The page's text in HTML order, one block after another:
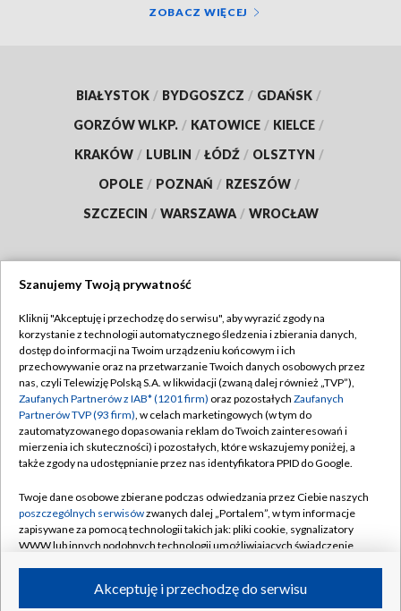
ZOBACZ WIĘCEJ
BIAŁYSTOK / BYDGOSZCZ / GDAŃSK /
GORZÓW WLKP. / KATOWICE / KIELCE /
KRAKÓW / LUBLIN / ŁÓDŹ / OLSZTYN /
OPOLE / POZNAŃ / RZESZÓW /
SZCZECIN / WARSZAWA / WROCŁAW
TVP
Abonament TVP
Emisja w TVP
Centrum informacji TVP
Naziemna Telewizja Cyfrowa
Rada Programowa
System NOS
Informacje o nadawcy
Program dla prasy
Regulamin TVP
Polityka prywatności
Moje zgody
Pomoc
Kontakt
Kanały
Szanujemy Twoją prywatność
Kliknij "Akceptuję i przechodzę do serwisu", aby wyrazić zgody na
korzystanie z technologii automatycznego śledzenia i zbierania danych,
dostęp do informacji na Twoim urządzeniu końcowym i ich
przechowywanie oraz na przetwarzanie Twoich danych osobowych przez
nas, czyli Telewizję Polską S.A. w likwidacji (zwaną dalej również „TVP”),
Zaufanych Partnerów z IAB* (1201 firm) oraz pozostałych Zaufanych
Partnerów TVP (93 firm), w celach marketingowych (w tym do
zautomatyzowanego dopasowania reklam do Twoich zainteresowań i
mierzenia ich skuteczności) i pozostałych, które wskazujemy poniżej, a
także zgody na udostępnianie przez nas identyfikatora PPID do Google.
Twoje dane osobowe zbierane podczas odwiedzania przez Ciebie naszych
poszczególnych serwisówzwanych dalej „Portalem”, w tym informacje
zapisywane za pomocą technologii takich jak: pliki cookie, sygnalizatory
WWW lub innych podobnych technologii umożliwiających świadczenie
ruchu w Internecie.Akceptuję i przechodzę do serwisu